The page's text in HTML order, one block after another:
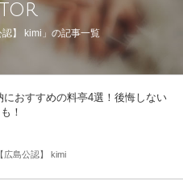
】 kimi」の記事一覧
におすすめの料亭4選！後悔しない
！
【広島公認】 kimi